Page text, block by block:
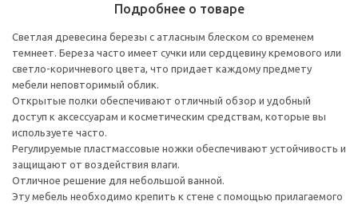
Подробнее о товаре
Светлая древесина березы с атласным блеском со временем
темнеет. Береза часто имеет сучки или сердцевину кремового или
светло-коричневого цвета, что придает каждому предмету
мебели неповторимый облик.
Открытые полки обеспечивают отличный обзор и удобный
доступ к аксессуарам и косметическим средствам, которые вы
используете часто.
Регулируемые пластмассовые ножки обеспечивают устойчивость и
защищают от воздействия влаги.
Отличное решение для небольшой ванной.
Эту мебель необходимо крепить к стене с помощью прилагаемого